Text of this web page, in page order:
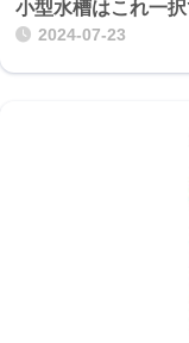
小型水槽はこれ一
2024-07-23